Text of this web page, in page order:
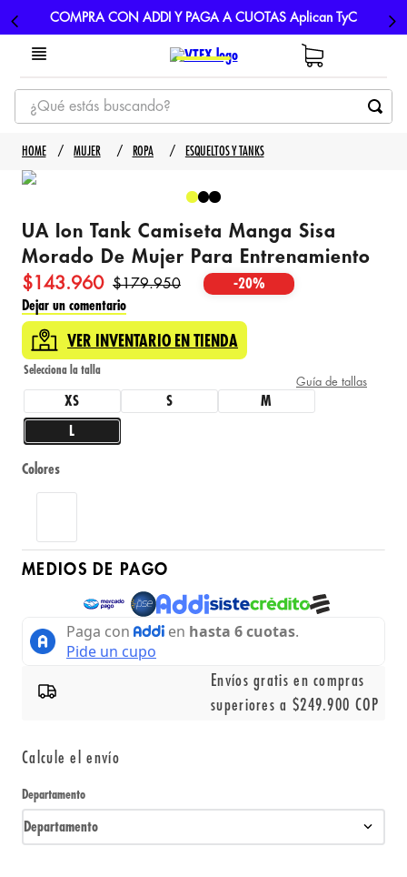
COMPRA CON ADDI Y PAGA A CUOTAS Aplican TyC
¿Qué estás buscando?
TÉRMINOS MÁS BUSCADOS
1
3. nike
4 . guayos
5
MUJER ROPA ESQUELTOS Y TANKS
UA Ion Tank Camiseta Manga Sisa
Morado De Mujer Para Entrenamiento
$143.960 $179.950 -20%
Dejar un comentario
VER INVENTARIO EN TIENDA
Guía de tallas
XS S M
L
Colores
MEDIOS DE PAGO
Envíos gratis en compras
superiores a $249.900 COP
Calcule el envío
Departamento
Departamento